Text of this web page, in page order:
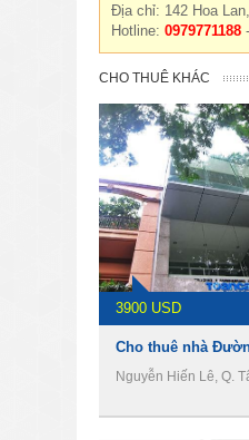
Địa chỉ: 142 Hoa
Hotline: 0979771188
CHO THUÊ KHÁC
3900 USD
Nguyễn Hiến Lê, Q.